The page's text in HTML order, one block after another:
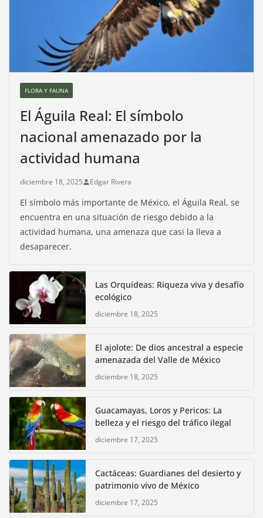
FLORA Y FAUNA
El Águila Real: El símbolo
nacional amenazado por la
actividad humana
diciembre 18, 2025 Edgar Rivera
El símbolo más importante de México, el Águila Real, se
encuentra en una situación de riesgo debido a la
actividad humana, una amenaza que casi la lleva a
desaparecer.
Las Orquídeas: Riqueza viva y desafío
ecológico
diciembre 18, 2025
El ajolote: De dios ancestral a especie
amenazada del Valle de México
diciembre 18, 2025
Guacamayas, Loros y Pericos: La
belleza y el riesgo del tráfico ilegal
diciembre 17, 2025
Cactáceas: Guardianes del desierto y
patrimonio vivo de México
diciembre 17, 2025